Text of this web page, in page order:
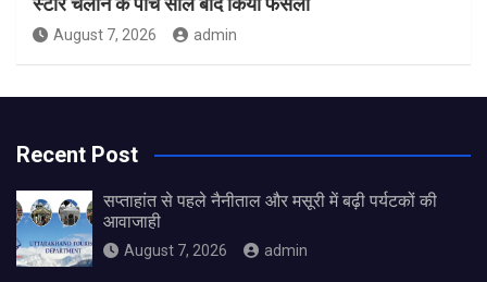
August 7, 2026 admin
Recent Post
सप्ताहांत से पहले नैनीताल और मसूरी में बढ़ी पर्यटकों की
आवाजाही
August 7, 2026 admin